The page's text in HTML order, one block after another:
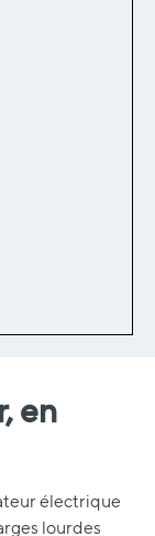
en
électrique
lourdes